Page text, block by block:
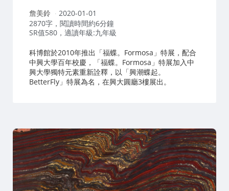
作
者：
詹美鈴
2020-01-01
2870字，閱讀時間約6分鐘
SR值580，適讀年級:九年級
科博館於2010年推出「福蝶。Formosa」特展，配合
中興大學百年校慶，「福蝶。Formosa」特展加入中
興大學獨特元素重新詮釋，以「興潮蝶起。
BetterFly」特展為名，在興大圓廳3樓展出。